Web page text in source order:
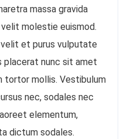
massa gravida
velit molestie euismod.
velit et purus vulputate
placerat nunc sit amet
tortor mollis. Vestibulum
nec, sodales nec
elementum,
dictum sodales.